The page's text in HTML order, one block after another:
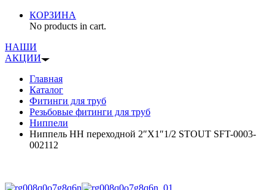
КОРЗИНА
No products in cart.
НАШИ
АКЦИИ
Главная
Каталог
Фитинги для труб
Резьбовые фитинги для труб
Ниппели
Ниппель НН переходной 2″X1″1/2 STOUT SFT-0003-
002112